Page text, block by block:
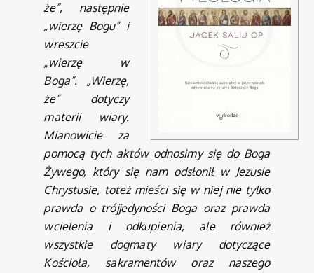
że”, następnie
„wierzę Bogu” i
wreszcie
„wierzę w
Boga”. „Wierzę,
że” dotyczy
materii wiary.
Mianowicie za
pomocą tych aktów odnosimy się do Boga
Żywego, który się nam odsłonił w Jezusie
Chrystusie, toteż mieści się w niej nie tylko
prawda o trójjedyności Boga oraz prawda
wcielenia i odkupienia, ale również
wszystkie dogmaty wiary dotyczące
Kościoła, sakramentów oraz naszego